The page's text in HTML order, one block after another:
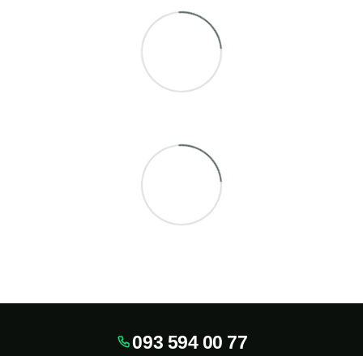
093 594 00 77